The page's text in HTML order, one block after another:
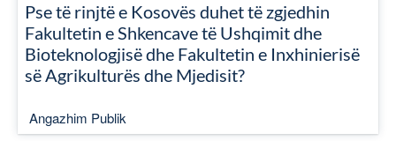
Pse të rinjtë e Kosovës duhet të zgjedhin
Fakultetin e Shkencave të Ushqimit dhe
Bioteknologjisë dhe Fakultetin e Inxhinierisë
së Agrikulturës dhe Mjedisit?
Angazhim Publik